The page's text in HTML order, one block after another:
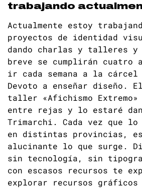
trabajando
Actualmente estoy
proyectos de identidad
dando charlas y talleres y
breve se cumplirán cuatro
ir cada semana a la cárcel
Devoto a enseñar diseño. El
taller «Afichismo Extremo»
entre rejas y lo estaré
Trimarchi. Cada vez que
en distintas provincias, es
alucinante lo que surge.
sin tecnología, sin
con escasos recursos te
explorar recursos gráficos